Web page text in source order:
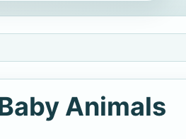
Animals